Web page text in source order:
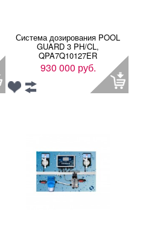
Система дозирования POOL
GUARD 3 PH/CL,
QPA7Q10127ER
930 000 руб.